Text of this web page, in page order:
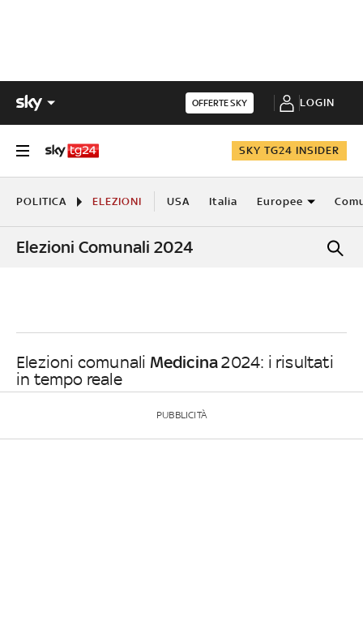
OFFERTE SKY LOGIN
SKY TG24 INSIDER
POLITICA ELEZIONI USA Italia Europee
Elezioni Comunali 2024
Elezioni comunali Medicina2024: i risultati
in tempo reale
PUBBLICITÀ